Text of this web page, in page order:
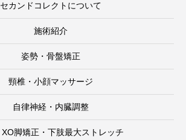
セカンドコレクトについて
施術紹介
姿勢・骨盤矯正
頸椎・小顔マッサージ
自律神経・内臓調整
脚矯正・下肢最大ストレッチ